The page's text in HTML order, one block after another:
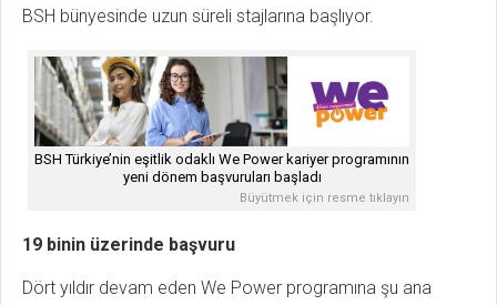
BSH bünyesinde uzun süreli stajlarına başlıyor.
BSH Türkiye’nin eşitlik odaklı We Power kariyer programının
yeni dönem başvuruları başladı
Büyütmek için resme tıklayın
19 binin üzerinde başvuru
Dört yıldır devam eden We Power programına şu ana